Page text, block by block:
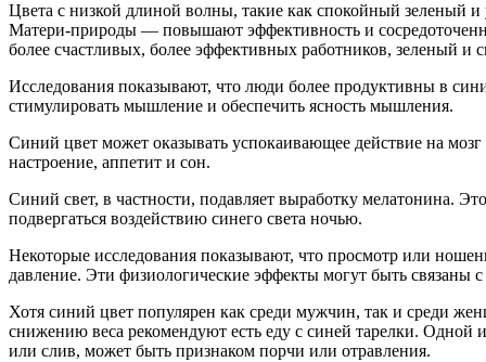
Цвета с низкой длиной волны, такие как спокойный зеленый
Матери-природы — повышают эффективность и
более счастливых, более эффективных работников, зеленый
Исследования показывают, что люди более продуктивны в
стимулировать мышление и обеспечить ясность мышления.
Синий цвет может оказывать успокаивающее действие на
настроение, аппетит и сон.
Синий свет, в частности, подавляет выработку мелатонина.
подвергаться воздействию синего света ночью.
Некоторые исследования показывают, что просмотр или
давление. Эти физиологические эффекты могут быть связаны
Хотя синий цвет популярен как среди мужчин, так и среди
снижению веса рекомендуют есть еду с синей тарелки.
или слив, может быть признаком порчи или отравления.